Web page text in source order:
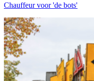
Chauffeur voor 'de bots'